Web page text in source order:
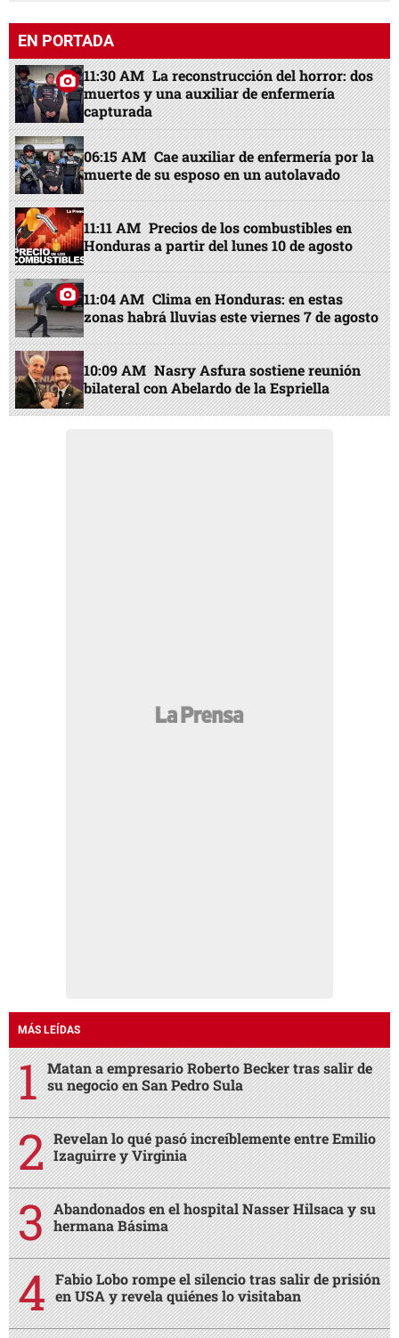
EN PORTADA
11:30 AM La reconstrucción del horror: dos
muertos y una auxiliar de enfermería
capturada
06:15 AM Cae auxiliar de enfermería por la
muerte de su esposo en un autolavado
11:11 AM Precios de los combustibles en
Honduras a partir del lunes 10 de agosto
11:04 AM Clima en Honduras: en estas
zonas habrá lluvias este viernes 7 de agosto
10:09 AM Nasry Asfura sostiene reunión
bilateral con Abelardo de la Espriella
MÁS LEÍDAS
Matan a empresario Roberto Becker tras salir de
su negocio en San Pedro Sula
Revelan lo qué pasó increíblemente entre Emilio
Izaguirre y Virginia
Abandonados en el hospital Nasser Hilsaca y su
hermana Básima
Fabio Lobo rompe el silencio tras salir de prisión
en USA y revela quiénes lo visitaban